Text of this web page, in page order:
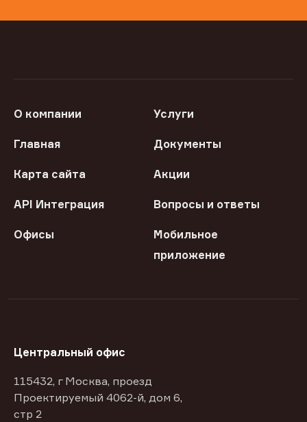
О компании Услуги
Главная Документы
Карта сайта Акции
API Интеграция Вопросы и ответы
Офисы
Мобильное
приложение
Центральный офис
115432, г Москва, проезд
Проектируемый 4062-й, дом 6,
стр 2